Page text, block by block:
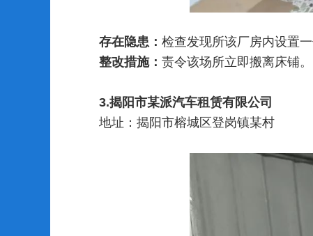
存在隐患： 检查发现所该厂房内设置一
整改措施： 责令该场所立即搬离床铺。
3.揭阳市某派汽车租赁有限公司
地址： 揭阳市榕城区登岗镇某村